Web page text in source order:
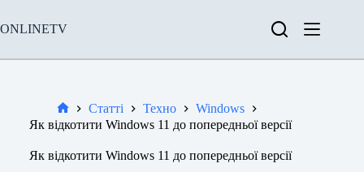
вмісту
ONLINETV
Новини
Статті Техно
Windows
Як відкотити Windows 11 до попередньої версії
Як відкотити Windows 11 до попередньої версії